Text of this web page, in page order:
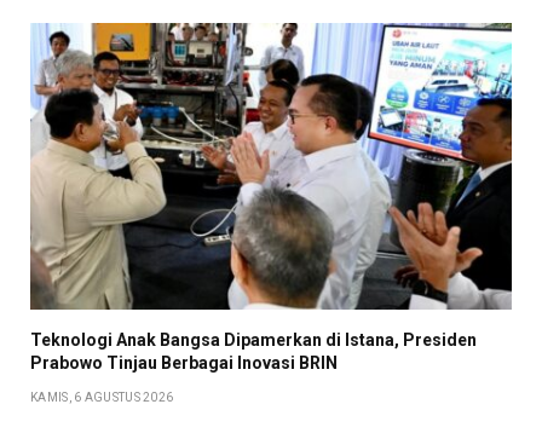
Teknologi Anak Bangsa Dipamerkan di Istana, Presiden
Prabowo Tinjau Berbagai Inovasi BRIN
KAMIS, 6 AGUSTUS 2026